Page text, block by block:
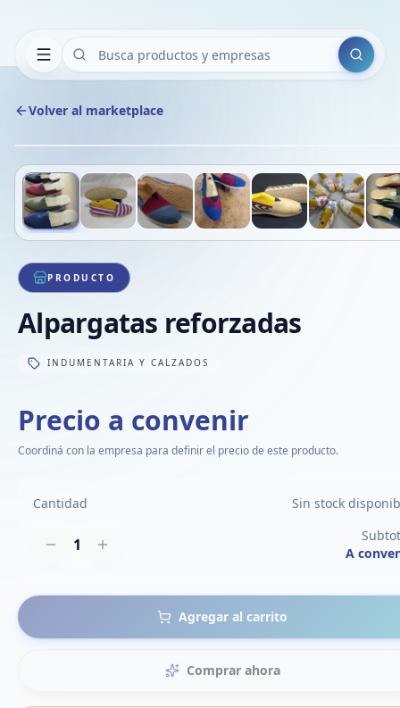
Buscar
Volver al marketplace
1/7
PRODUCTO
Alpargatas reforzadas
INDUMENTARIA Y CALZADOS
Precio a convenir
Coordiná con la empresa para definir el precio de este producto.
Cantidad Sin stock
1
A
Agregar al carrito
Comprar ahora